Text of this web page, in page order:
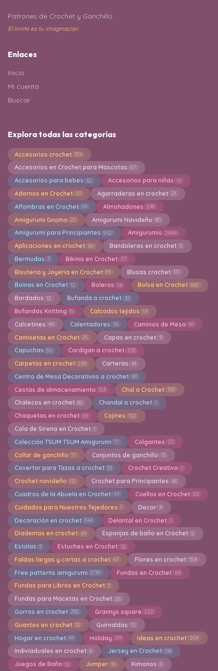
Patrones de Crochet y Ganchillo
El límite es tu imaginación
Enlaces
Inicio
Mi cuenta
Buscar
Explora todas las categorías
Accesorios crochet 319
Accesorios en Crochet para Mascotas 57
Accesorios para bebes 62 Accesorios para niñas 61
Adornos en Crochet 20 Agarraderas en crochet 21
Alfombras en Crochet 99 Almohadones 248
Amigurumi Gnomo 20 Amigurumi Navideño 80
Amigurumi para Principiantes 542 Amigurumis 2494
Aplicaciones en crochet 60 Bandoleras en crochet 5
Bermudas 3 Bikinis en Crochet 27
Bisuteria y Joyeria en Crochet 89 Blusas crochet 111
Boinas en Crochet 12 Boleros 14 Bolsa en Crochet 845
Bordados 12 Bufanda a crochet 32
Bufandas Knitting 15 Calcados tejidos 19
Calcetines 46 Calentadores 16 Caminos de Mesa 41
Camisetas en Crochet 25 Capas en crochet 9
Capuchas 50 Cardigan a crochet 233
Carpetas en crochet 293 Carteras 41
Centro de Mesa Decorativos a crochet 48
Cestas de almacenamiento 123 Chal a Crochet 330
Chalecos en crochet 82 Chandal a crochet 1
Chaquetas en crochet 69 Cojines 102
Cola de Sirena en Crochet 1
Colección TSUM TSUM Amigurumi 17 Colgantes 27
Collar de ganchillo 17 Conjuntos de ganchillo 15
Covertor para Tazas a crochet 33 Crochet Creativo 1
Crochet navideño 113 Crochet para Principantes 41
Cuadros de la Abuela en Crochet 49 Cuellos en Crochet 20
Cuidados para Nuestros Tejedores 1 Decor 4
Decoración en crochet 344 Delantal en Crochet 1
Diademas en crochet 49 Esponjas de baño en Crochet 5
Estolas 3 Estuches en Crochet 32
Faldas largas y cortas a crochet 47 Flores en crochet 156
Free patterns amigurumi 2195 Fundas en Crochet 64
Fundas para Libros en Crochet 3
Fundas para Macetas en Crochet 26
Gorros en crochet 282 Grannys square 222
Guantes en crochet 32 Guirnaldas 12
Hogar en crochet 41 Holiday 211 Ideas en crochet 204
Indiviaduales en crochet 6 Jersey en Crochet 118
Juegos de Baño 12 Jumper 10 Kimonos 5